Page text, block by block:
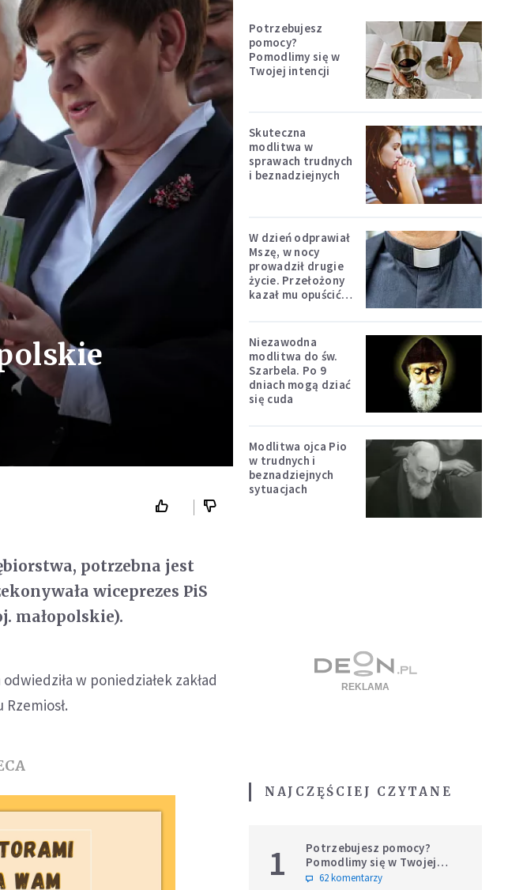
potrzebna jest
wiceprezes PiS
małopolskie).
w poniedziałek zakład
Potrzebujesz
pomocy?
Pomodlimy się w
Twojej intencji
Skuteczna
modlitwa w
sprawach trudnych
i beznadziejnych
W dzień odprawiał
Mszę, w nocy
prowadził drugie
życie. Przełożony
kazał mu opuścić
Niezawodna
modlitwa do św.
Szarbela. Po 9
dniach mogą dziać
się cuda
Modlitwa ojca Pio
w trudnych i
beznadziejnych
sytuacjach
NAJCZĘŚCIEJ CZYTANE
1
Potrzebujesz pomocy?
Pomodlimy się w Twojej
intencji
62 komentarzy